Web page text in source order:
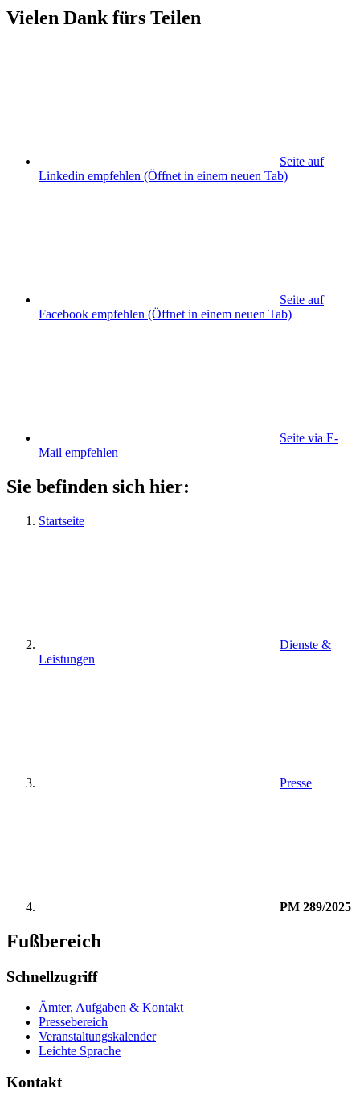
Vielen Dank fürs Teilen
Seite auf
Linkedin empfehlen (Öffnet in einem neuen Tab)
Seite auf
Facebook empfehlen (Öffnet in einem neuen Tab)
Seite via E-
Mail empfehlen
Sie befinden sich hier:
Startseite
Dienste &
Leistungen
Presse
PM 289/2025
Fußbereich
Schnellzugriff
Ämter, Aufgaben & Kontakt
Pressebereich
Veranstaltungskalender
Leichte Sprache
Kontakt